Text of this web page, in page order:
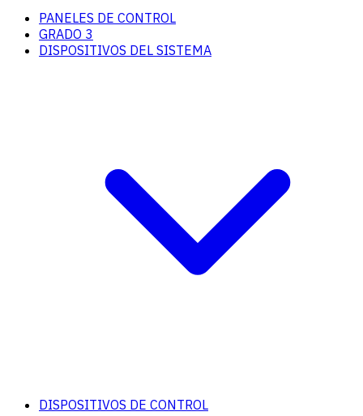
PANELES DE CONTROL
GRADO 3
DISPOSITIVOS DEL SISTEMA
DISPOSITIVOS DE CONTROL